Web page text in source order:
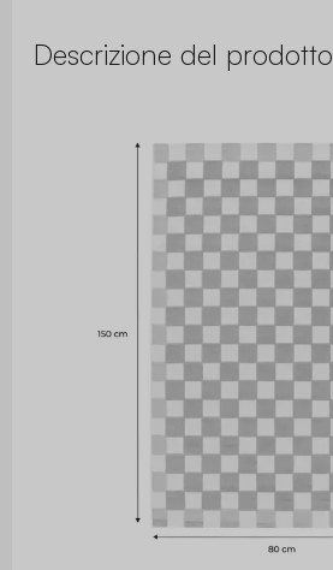
Descrizione del prodotto